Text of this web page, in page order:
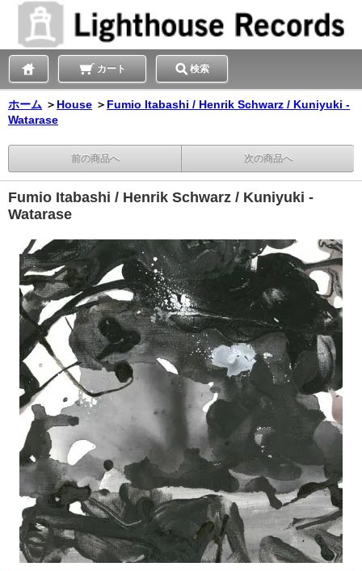
カート 検索
ホーム ＞ House ＞ Fumio Itabashi / Henrik Schwarz / Kuniyuki -
Watarase
前の商品へ 次の商品へ
Fumio Itabashi / Henrik Schwarz / Kuniyuki -
Watarase